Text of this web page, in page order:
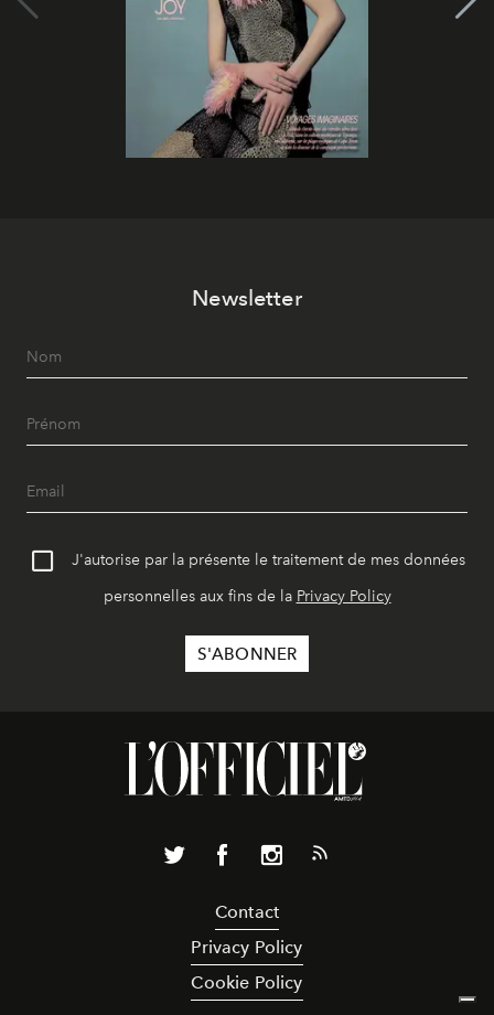
Newsletter
J'autorise par la présente le traitement de mes données
personnelles aux fins de la Privacy Policy
Contact
Privacy Policy
Cookie Policy